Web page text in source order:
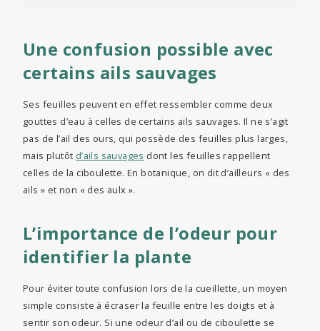
Une confusion possible avec
certains ails sauvages
Ses feuilles peuvent en effet ressembler comme deux
gouttes d’eau à celles de certains ails sauvages. Il ne s’agit
pas de l’ail des ours, qui possède des feuilles plus larges,
mais plutôt d’ails sauvages dont les feuilles rappellent
celles de la ciboulette. En botanique, on dit d’ailleurs « des
ails » et non « des aulx ».
L’importance de l’odeur pour
identifier la plante
Pour éviter toute confusion lors de la cueillette, un moyen
simple consiste à écraser la feuille entre les doigts et à
sentir son odeur. Si une odeur d’ail ou de ciboulette se